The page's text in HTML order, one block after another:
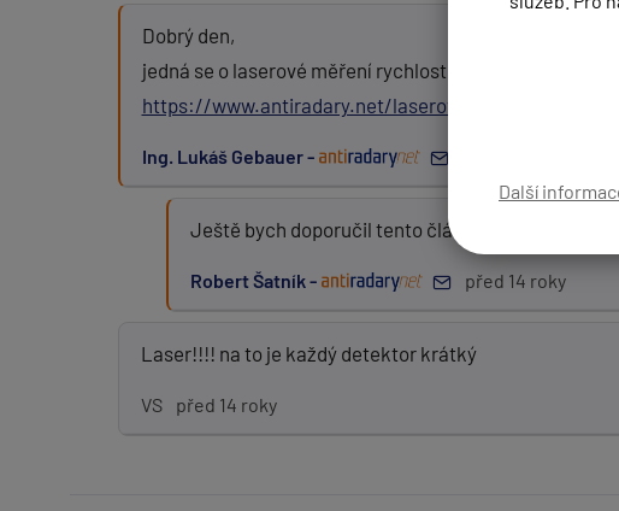
Další
Zpráva:
PŘIDAT PŘÍSPĚVEK
Dobrý den,
jedná se o laserové měření rychlosti. Proti tomuto
https://www.antiradary.net/laserova-rusicka-
Ing. Lukáš Gebauer -
Ještě bych doporučil tento článek:
Robert Šatník - před 14 roky
Laser!!!! na to je každý detektor krátký
VS před 14 roky